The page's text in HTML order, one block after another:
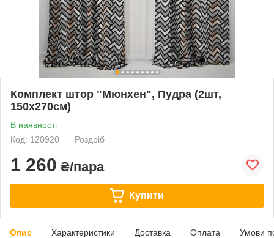
Комплект штор "Мюнхен", Пудра (2шт,
150х270см)
В наявності
Код: 120920
Роздріб
1 260 ₴/пара
Купити
Опис Характеристики Доставка Оплата Умови